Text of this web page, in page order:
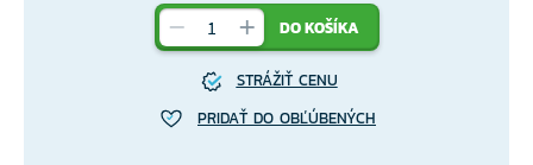
DO KOŠÍKA
STRÁŽIŤ CENU
PRIDAŤ DO OBĽÚBENÝCH